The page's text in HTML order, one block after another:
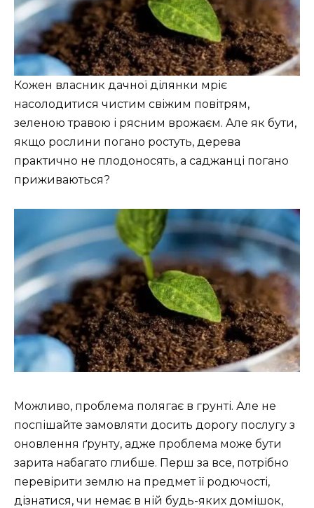
Кожен власник дачної ділянки мріє
насолодитися чистим свіжим повітрям,
зеленою травою і рясним врожаєм. Але як бути,
якщо рослини погано ростуть, дерева
практично не плодоносять, а саджанці погано
приживаються?
Можливо, проблема полягає в грунті. Але не
поспішайте замовляти досить дорогу послугу з
оновлення ґрунту, адже проблема може бути
зарита набагато глибше. Перш за все, потрібно
перевірити землю на предмет її родючості,
дізнатися, чи немає в ній будь-яких домішок,